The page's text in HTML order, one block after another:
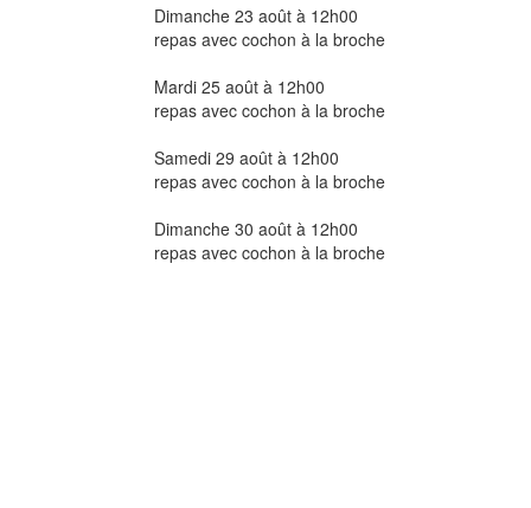
Dimanche 23 août à 12h00
repas avec cochon à la broche
Mardi 25 août à 12h00
repas avec cochon à la broche
Samedi 29 août à 12h00
repas avec cochon à la broche
Dimanche 30 août à 12h00
repas avec cochon à la broche